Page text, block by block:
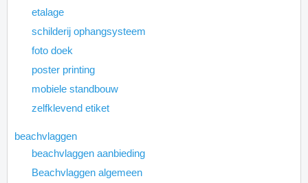
etalage
schilderij ophangsysteem
foto doek
poster printing
mobiele standbouw
zelfklevend etiket
beachvlaggen
beachvlaggen aanbieding
Beachvlaggen algemeen